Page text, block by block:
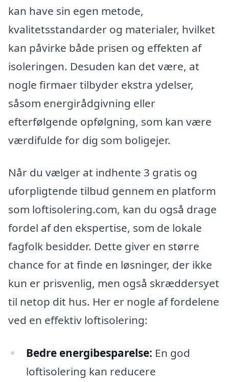
kan have sin egen metode,
kvalitetsstandarder og materialer, hvilket
kan påvirke både prisen og effekten af
isoleringen. Desuden kan det være, at
nogle firmaer tilbyder ekstra ydelser,
såsom energirådgivning eller
efterfølgende opfølgning, som kan være
værdifulde for dig som boligejer.
Når du vælger at indhente 3 gratis og
uforpligtende tilbud gennem en platform
som loftisolering.com, kan du også drage
fordel af den ekspertise, som de lokale
fagfolk besidder. Dette giver en større
chance for at finde en løsninger, der ikke
kun er prisvenlig, men også skræddersyet
til netop dit hus. Her er nogle af fordelene
ved en effektiv loftisolering:
Bedre energibesparelse: En god
loftisolering kan reducere